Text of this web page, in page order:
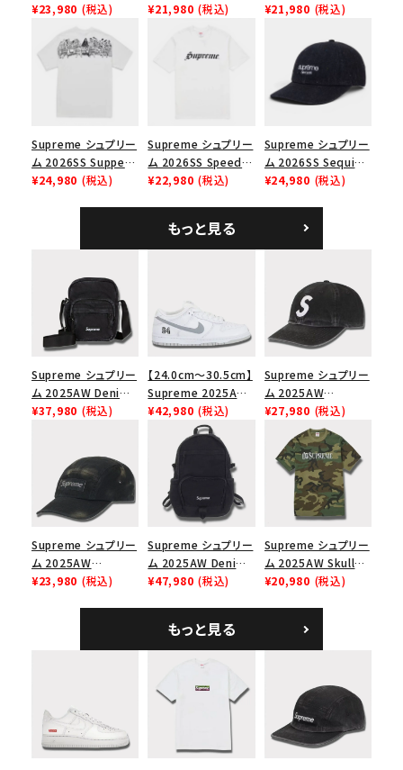
価格から探す
円 ～
円
在庫のない商品を表示する
絞り込んで検索する
Chino Twill Camp
Cap ウォッシュド チ
ノツイル キャンプキャ
ップ ブラック
¥23,980 (税込)
Tee スピードTシャツ
¥21,980 (税込)
Box Tee スモールボ
¥21,980 (税込)
Supreme シュプリー
ム 2026SS Supper
Tee サパーTシャツ
¥24,980 (税込)
Supreme シュプリー
ム 2026SS Speed
Tee スピードTシャツ
¥22,980 (税込)
Supreme シュプリー
ム 2026SS Sequin
Denim Classic
シックロゴ 6パネルキ
ャップ ブラック
¥24,980 (税込)
もっと見る
Supreme シュプリー
ム 2025AW Denim
Shoulder Bag デニ
¥37,980 (税込)
【24.0cm～30.5cm】
Supreme 2025AW
Nike SB Dunk Low
ナイキ SB ダンク ロ
ー スニーカー ホワイ
¥42,980 (税込)
Supreme シュプリー
ム 2025AW
Pigment Coated
2-Tone S Logo 6-
Panel Cap ピグメン
トコーテッド 2トーン
エスロゴ 6パネルキャ
ップ ブラック
¥27,980 (税込)
Supreme シュプリー
ム 2025AW
Overdyed Camp
¥23,980 (税込)
Supreme シュプリー
ム 2025AW Denim
Backpack デニム バ
¥47,980 (税込)
Supreme シュプリー
ム 2025AW Skull
Tee スカル Tシャ
¥20,980 (税込)
もっと見る